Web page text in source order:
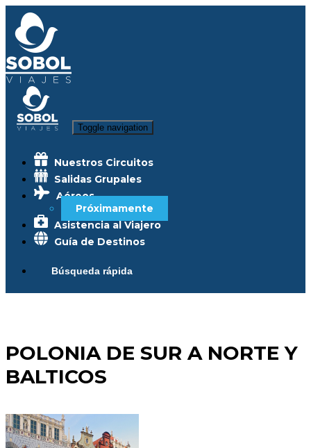
Toggle navigation
Nuestros Circuitos
Salidas Grupales
Aéreos
Próximamente
Asistencia al Viajero
Guía de Destinos
Búsqueda rápida
POLONIA DE SUR A NORTE Y
BALTICOS